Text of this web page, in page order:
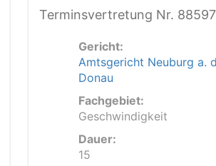
Terminsvertretung Nr.
Gericht:
Amtsgericht Neuburg a.
Donau
Fachgebiet:
Geschwindigkeit
Dauer:
15